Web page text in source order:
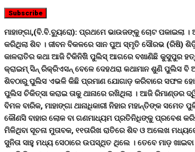
Subscribe
ମାହାଙ୍ଗା,(ବି.ବି.ବୁ୍ୟରୋ): ପ୍ରଥମେ ଭାଉଜଙ୍କୁ ଚୋଟ
କରିଥିଲା ଶିବ । ଜୀବନ ବିକଳରେ ସାନ ପୁଅ ସ୍ମୃତି ସୌରଭ (ରିଷି)
କାଳରାତିର କଥା ଆଜି ଟିକିନିଖିି ପୁଲିସ୍ ଆଗରେ ବଖାଣିଛି କୁସୁପୁର
କ୍ରାଇମ୍ ସିନ୍ ରିକ୍ରିଏସନ୍ ବେଳେ ଦେହଥରା କଥାମାନ ଶୁଣି ପୁଲିସ
ଶିବଠାରୁ ପୁଲିସ ଏଭଳି କିଛି ପ୍ରମାଣ ଯୋଗାଡ଼ କରିବାରେ ସଫଳ
ପୁଲିସ ଚିକିତ୍ସା କରାଇ ତାକୁ ଥାନାରେ ରଖିଥିଲା । ଆଜି
ବିମଳ ବାରିକ, ମାହାଙ୍ଗା ଥାନାଧିକାରୀ ନିହାର ମହାନ୍ତିଙ୍କ
କୌଣସି ବାହାର ଲୋକ ବା ଗଣମାଧ୍ୟମ ପ୍ରତିନିଧିଙ୍କୁ ପ୍ରବେଶ
ମିଳିଥିବା ସୂଚନା ମୁତାବକ, ୧୧ତାରିଖ ରାତିରେ ଶିବ ଓ ଅଲେଖ
ସୁନିତା ସାହୁ ମଧ୍ୟ ସେଠାରେ ଉପସ୍ଥିତ ଥିଲେ । ତେବେ ମାଡ଼